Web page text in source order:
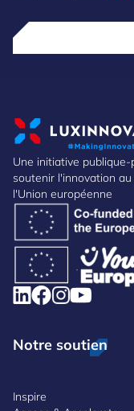
Une initiative
soutenir l'innovation
l'Union européenne
Notre soutien
Inspire